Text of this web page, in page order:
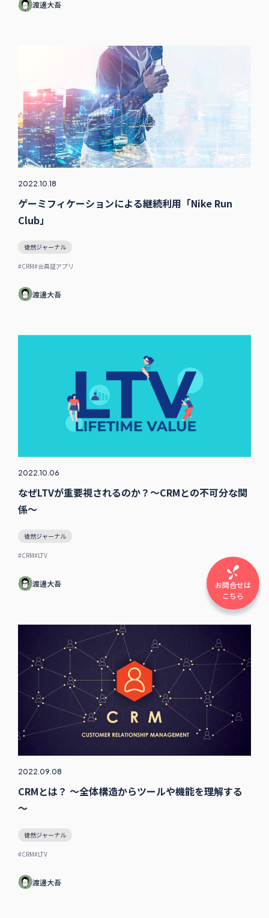
渡邊大吾
2022.10.18
ゲーミフィケーションによる継続利用「Nike Run
Club」
徒然ジャーナル
#CRM#会員証アプリ
渡邊大吾
2022.10.06
なぜLTVが重要視されるのか？～CRMとの不可分な関
係～
徒然ジャーナル
#CRM#LTV
渡邊大吾
2022.09.08
CRMとは？ ～全体構造からツールや機能を理解する
～
徒然ジャーナル
#CRM#LTV
渡邊大吾
お問合せは
こちら